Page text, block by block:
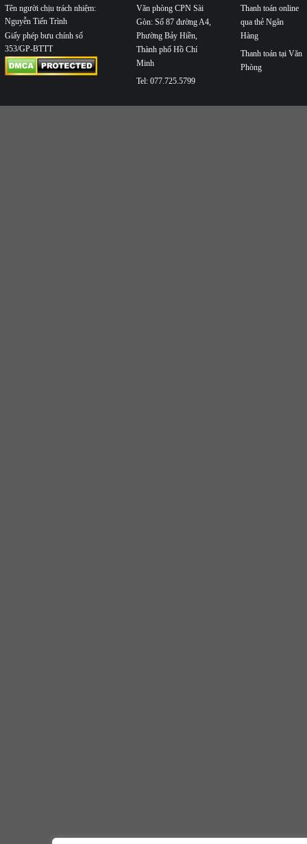
Tên người chịu trách nhiệm:
Nguyễn Tiến Trình
Giấy phép bưu chính số
353/GP-BTTT
Văn phòng CPN Sài
Gòn: Số 87 đường A4,
Phường Bảy Hiền,
Thành phố Hồ Chí
Minh
Tel: 077.725.5799
Thanh toán online
qua thẻ Ngân
Hàng
Thanh toán tại Văn
Phòng